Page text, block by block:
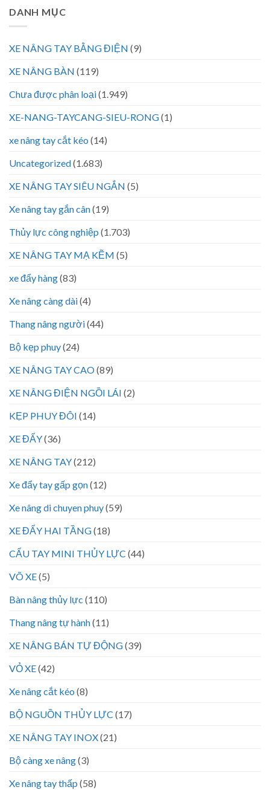
DANH MỤC
XE NÂNG TAY BẰNG ĐIỆN (9)
XE NÂNG BÀN (119)
Chưa được phân loại(1.949)
XE-NANG-TAYCANG-SIEU-RONG(1)
xe nâng tay cắt kéo (14)
Uncategorized(1.683)
XE NÂNG TAY SIÊU NGẮN (5)
Xe nâng tay gắn cân(19)
Thủy lực công nghiệp (1.703)
XE NÂNG TAY MẠ KẼM (5)
xe đẩy hàng(83)
Xe nâng càng dài(4)
Thang nâng người(44)
Bộ kẹp phuy(24)
XE NÂNG TAY CAO(89)
XE NÂNG ĐIỆN NGỒI LÁI (2)
KẸP PHUY ĐÔI (14)
XE ĐẨY(36)
XE NÂNG TAY(212)
Xe đẩy tay gấp gọn(12)
Xe nâng di chuyen phuy(59)
XE ĐẨY HAI TẦNG(18)
CẨU TAY MINI THỦY LỰC (44)
VÕ XE(5)
Bàn nâng thủy lực (110)
Thang nâng tự hành(11)
XE NÂNG BÁN TỰ ĐỘNG(39)
VỎ XE(42)
Xe nâng cắt kéo (8)
BỘ NGUỒN THỦY LỰC (17)
XE NÂNG TAY INOX(21)
Bộ càng xe nâng(3)
Xe nâng tay thấp (58)